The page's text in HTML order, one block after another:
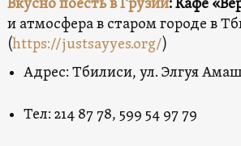
Вкусно поесть в Грузии: Кафе
и атмосфера в старом городе в
(https://justsayyes.org/)
Адрес: Тбилиси, ул. Элгуя
Teл: 214 87 78, 599 54 97 79